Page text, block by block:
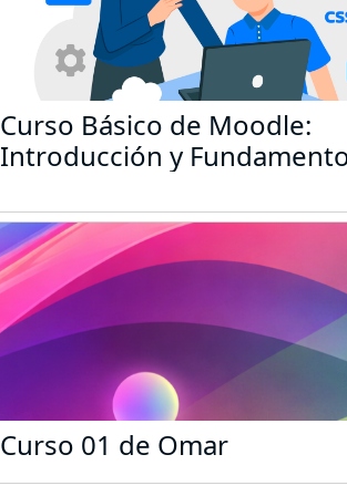
Curso Básico de Moodle:
Curso Básico de Moodle:
Introducción y
Curso 01 de Omar
Curso 01 de Omar